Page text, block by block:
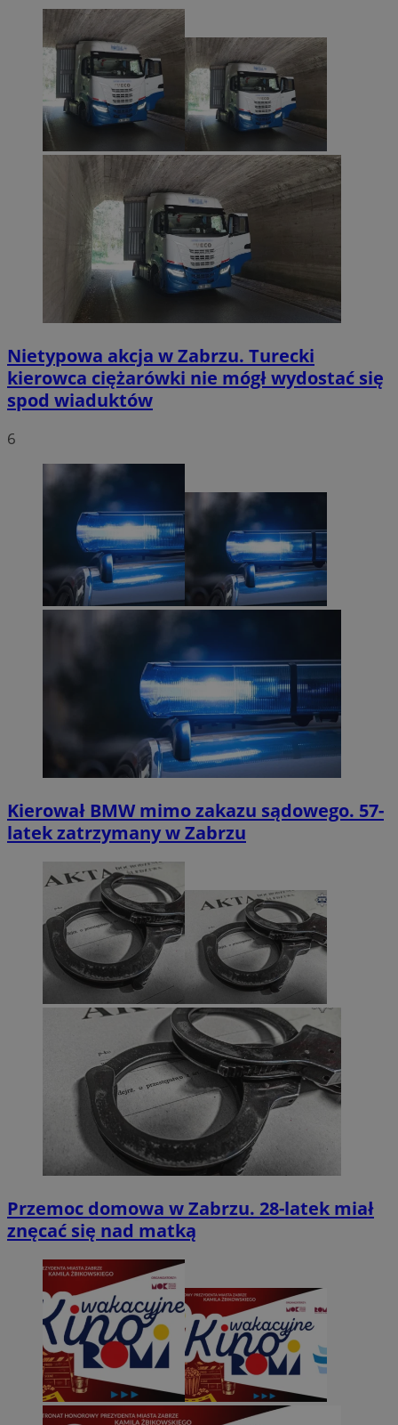
Nietypowa akcja w Zabrzu. Turecki
kierowca ciężarówki nie mógł wydostać się
spod wiaduktów
6
Kierował BMW mimo zakazu sądowego. 57-
latek zatrzymany w Zabrzu
Przemoc domowa w Zabrzu. 28-latek miał
znęcać się nad matką